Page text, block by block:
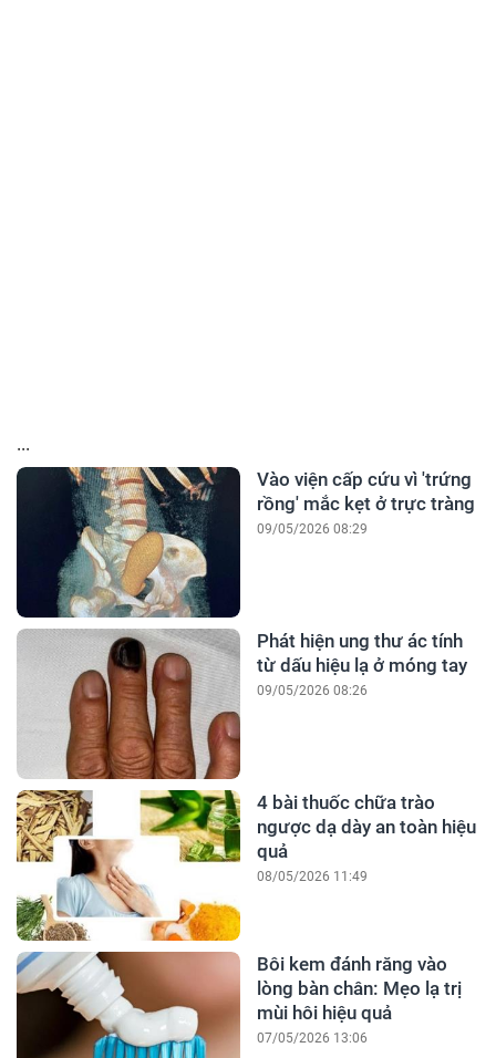
...
Vào viện cấp cứu vì 'trứng
rồng' mắc kẹt ở trực tràng
09/05/2026 08:29
Phát hiện ung thư ác tính
từ dấu hiệu lạ ở móng tay
09/05/2026 08:26
4 bài thuốc chữa trào
ngược dạ dày an toàn hiệu
quả
08/05/2026 11:49
Bôi kem đánh răng vào
lòng bàn chân: Mẹo lạ trị
mùi hôi hiệu quả
07/05/2026 13:06